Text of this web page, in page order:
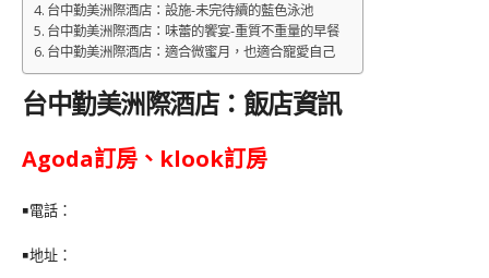
台中勤美洲際酒店：設施-未完待續的藍色泳池
台中勤美洲際酒店：味蕾的饗宴-重質不重量的早餐
台中勤美洲際酒店：適合微蜜月，也適合寵愛自己
台中勤美洲際酒店：飯店資訊
Agoda訂房、klook訂房
￭電話：
￭地址：